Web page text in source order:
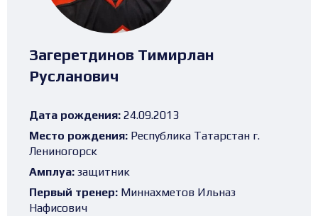
Загеретдинов Тимирлан
Русланович
Дата рождения: 24.09.2013
Место рождения: Республика Татарстан г.
Лениногорск
Амплуа: защитник
Первый тренер: Миннахметов Ильназ
Нафисович